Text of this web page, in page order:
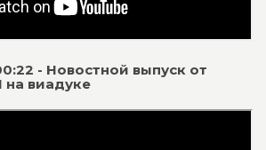
- Новостной выпуск от
виадуке